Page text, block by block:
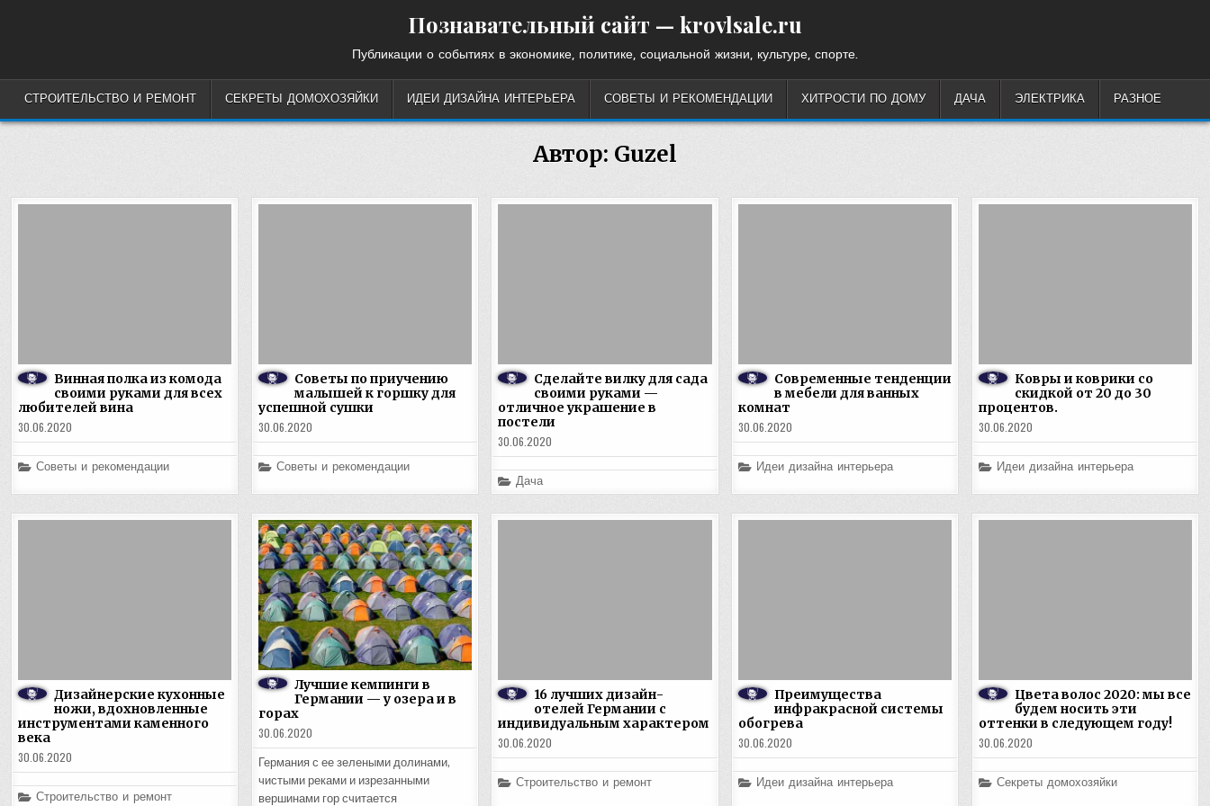
Познавательный сайт — krovlsale.ru
Публикации о событиях в экономике, политике, социальной жизни, культуре, спорте.
СТРОИТЕЛЬСТВО И РЕМОНТ СЕКРЕТЫ ДОМОХОЗЯЙКИ ИДЕИ ДИЗАЙНА ИНТЕРЬЕРА СОВЕТЫ И РЕКОМЕНДАЦИИ ХИТРОСТИ ПО ДОМУ ДАЧА ЭЛЕКТРИКА РАЗНОЕ
Автор: Guzel
Винная полка из комода
своими руками для всех
любителей вина
30.06.2020
Posted
Советы и рекомендации
Советы по приучению
малышей к горшку для
успешной сушки
30.06.2020
Posted
Советы и рекомендации
Сделайте вилку для сада
своими руками —
отличное украшение в
постели
30.06.2020
Posted
in
Дача
Современные тенденции
в мебели для ванных
комнат
30.06.2020
Posted
in
Идеи дизайна интерьера
Ковры и коврики со
скидкой от 20 до 30
процентов.
30.06.2020
Posted
in
Идеи дизайна интерьера
Дизайнерские кухонные
ножи, вдохновленные
инструментами каменного
века
30.06.2020
Posted
Строительство и ремонт
Лучшие кемпинги в
Германии — у озера и в
горах
30.06.2020
Германия с ее зелеными долинами,
чистыми реками и изрезанными
вершинами гор считается
16 лучших дизайн-
отелей Германии с
индивидуальным характером
30.06.2020
Posted
Строительство и ремонт
Преимущества
инфракрасной системы
обогрева
30.06.2020
Posted
in
Идеи дизайна интерьера
Цвета волос 2020: мы все
будем носить эти
оттенки в следующем году!
30.06.2020
Posted
Секреты домохозяйки